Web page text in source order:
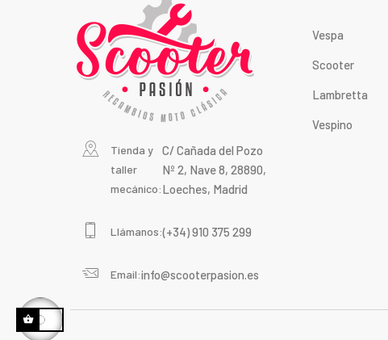
Tienda y
taller
mecánico:
C/ Cañada del Pozo
Nº 2, Nave 8, 28890,
Loeches, Madrid
Llámanos:(+34) 910 375 299
Email:info@scooterpasion.es
Vespa
Scooter
Lambretta
Vespino